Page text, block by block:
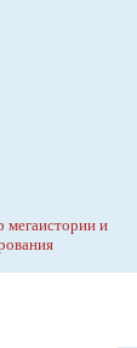
мегаистории и